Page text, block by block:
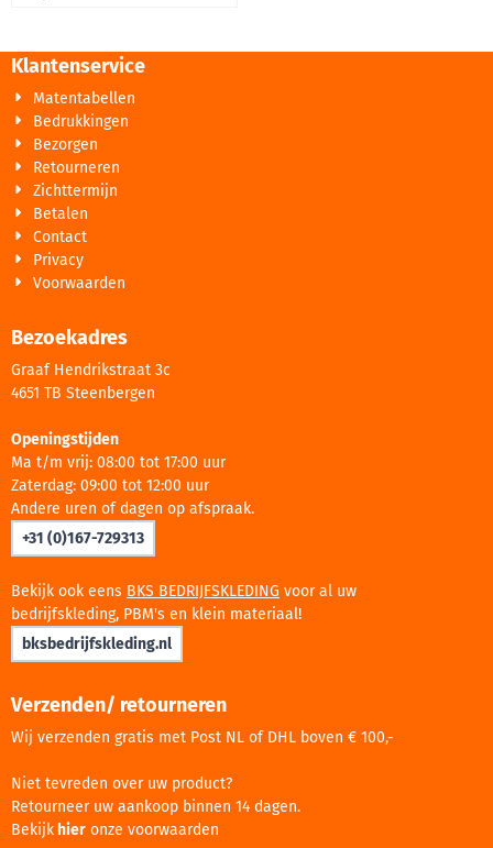
Klantenservice
Matentabellen
Bedrukkingen
Bezorgen
Retourneren
Zichttermijn
Betalen
Contact
Privacy
Voorwaarden
Bezoekadres
Graaf Hendrikstraat 3c
4651 TB Steenbergen
Openingstijden
Ma t/m vrij: 08:00 tot 17:00 uur
Zaterdag: 09:00 tot 12:00 uur
Andere uren of dagen op afspraak.
+31 (0)167-729313
Bekijk ook eens BKS BEDRIJFSKLEDING voor al uw
bedrijfskleding, PBM's en klein materiaal!
bksbedrijfskleding.nl
Verzenden/ retourneren
Wij verzenden gratis met Post NL of DHL boven € 100,-
Niet tevreden over uw product?
Retourneer uw aankoop binnen 14 dagen.
Bekijk hier onze voorwaarden